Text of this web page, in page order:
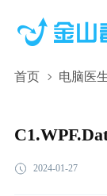
首页 电脑医
2024-01-27